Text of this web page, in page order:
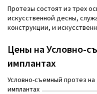
Протезы состоят из трех
искусственной десны,
конструкции, и
Цены на Условно-
имплантах
Условно-съемный протез на
имплантах